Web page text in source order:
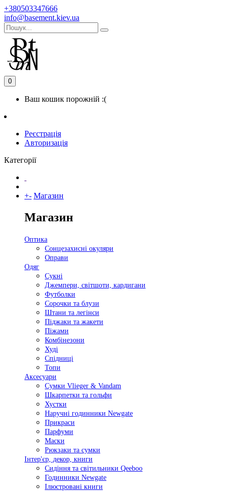
+380503347666
info@basement.kiev.ua
0
Ваш кошик порожній :(
Реєстрація
Авторизація
Категорії
+- Магазин
Магазин
Оптика
Сонцезахисні окуляри
Оправи
Одяг
Сукні
Джемпери, світшоти, кардигани
Футболки
Сорочки та блузи
Штани та легінси
Піджаки та жакети
Піжами
Комбінезони
Худі
Спідниці
Топи
Аксесуари
Сумки Vlieger & Vandam
Шкарпетки та гольфи
Хустки
Наручні годинники Newgate
Прикраси
Парфуми
Маски
Рюкзаки та сумки
Інтер'єр, декор, книги
Сидіння та світильники Qeeboo
Годинники Newgate
Ілюстровані книги